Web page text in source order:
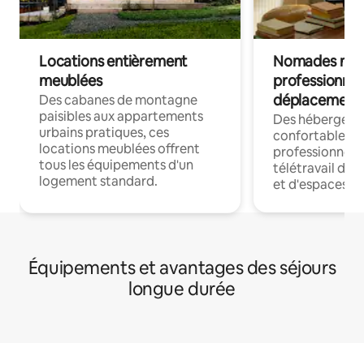
Locations entièrement
meublées
Des cabanes de montagne
paisibles aux appartements
urbains pratiques, ces
locations meublées offrent
tous les équipements d'un
logement standard.
Nomades
déplacement
Des
confortables
professionnels
télétravail
et d'espaces
Équipements et avantages des séjours
longue durée